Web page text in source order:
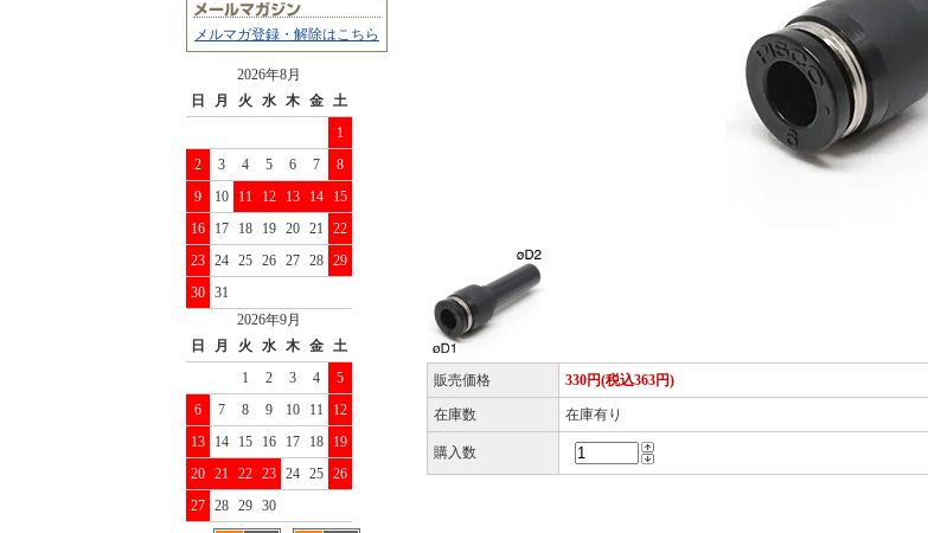
メルマガ登録・解除はこちら
2026年8月
日
月 火 水 木 金 土
1
2
3 4 5 6 7
8
9
10 11 12 13 14
15
16
17 18 19 20 21
22
23 24 25 26 27 28 29
30 31
2026年9月
日
月 火 水 木 金 土
1
2 3 4
5
6
7 8 9 10 11
12
13
14 15 16 17 18
19
20 21 22 23 24 25 26
27 28 29 30
販売価格 330円(税込363円)
在庫数 在庫有り
購入数